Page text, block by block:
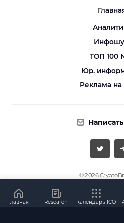
ТОП 100
Юр.
Реклама на
© 2026
Копирование
только с указанием прямой
Главная Research Календарь ICO